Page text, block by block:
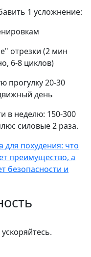
1 усложнение:
отрезки (2 мин
6-8 циклов)
прогулку 20-30
день
в неделю: 150-300
силовые 2 раза.
для похудения: что
преимущество, а
безопасности и